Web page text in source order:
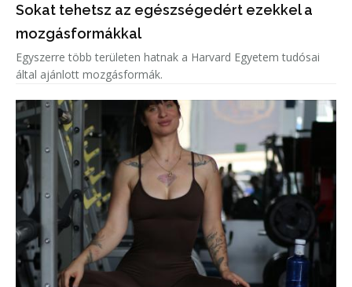
Sokat tehetsz az egészségedért ezekkel a
mozgásformákkal
Egyszerre több területen hatnak a Harvard Egyetem tudósai
által ajánlott mozgásformák.